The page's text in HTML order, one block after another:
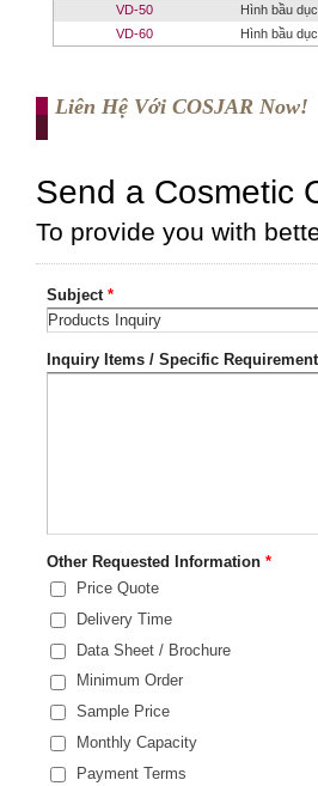
VD-50
Hình bầu dục
VD-60
Hình bầu dục
Liên Hệ Với COSJAR Now!